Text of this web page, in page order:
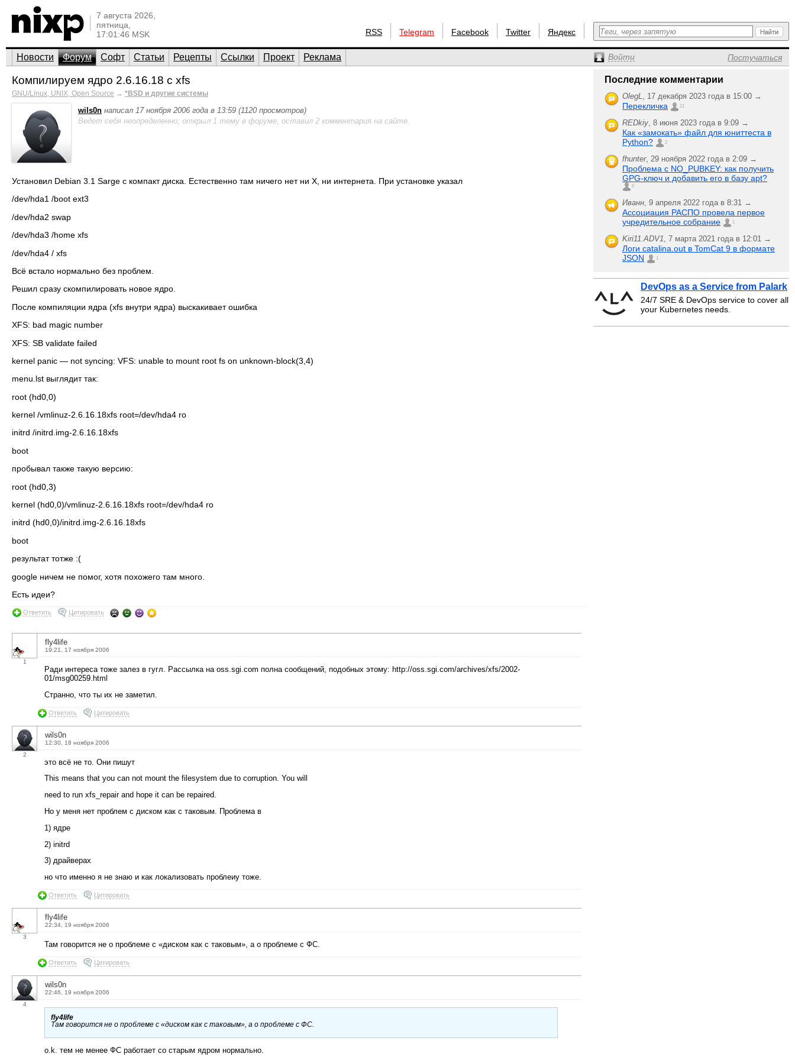
7 августа 2026,
пятница,
17:01:46 MSK
RSS Telegram Facebook Twitter Яндекс
Новости Форум Софт Статьи Рецепты Ссылки Проект Реклама Войти Постучаться
Компилируем ядро 2.6.16.18 с xfs
GNU/Linux, UNIX, Open Source → *BSD и другие системы
wils0n написал 17 ноября 2006 года в 13:59 (1120 просмотров)
Ведет себя неопределенно; открыл 1 тему в форуме, оставил 2 комментария на сайте.
Установил Debian 3.1 Sarge с компакт диска. Естественно там ничего нет ни Х, ни интернета. При установке указал
/dev/hda1 /boot ext3
/dev/hda2 swap
/dev/hda3 /home xfs
/dev/hda4 / xfs
Всё встало нормально без проблем.
Решил сразу скомпилировать новое ядро.
После компиляции ядра (xfs внутри ядра) выскакивает ошибка
XFS: bad magic number
XFS: SB validate failed
kernel panic — not syncing: VFS: unable to mount root fs on unknown-block(3,4)
menu.lst выглядит так:
root (hd0,0)
kernel /vmlinuz-2.6.16.18xfs root=/dev/hda4 ro
initrd /initrd.img-2.6.16.18xfs
boot
пробывал также такую версию:
root (hd0,3)
kernel (hd0,0)/vmlinuz-2.6.16.18xfs root=/dev/hda4 ro
initrd (hd0,0)/initrd.img-2.6.16.18xfs
boot
результат тотже :(
google ничем не помог, хотя похожего там много.
Есть идеи?
Ответить Цитировать
1
fly4life
19:21, 17 ноября 2006
Ради интереса тоже залез в гугл. Рассылка на oss.sgi.com полна сообщений, подобных этому: http://oss.sgi.com/archives/xfs/2002-
01/msg00259.html
Странно, что ты их не заметил.
Ответить Цитировать
2
wils0n
12:30, 18 ноября 2006
это всё не то. Они пишут
This means that you can not mount the filesystem due to corruption. You will
need to run xfs_repair and hope it can be repaired.
Но у меня нет проблем с диском как с таковым. Проблема в
1) ядре
2) initrd
3) драйверах
но что именно я не знаю и как локализовать проблеиу тоже.
Ответить Цитировать
3
fly4life
22:34, 19 ноября 2006
Там говорится не о проблеме с «диском как с таковым», а о проблеме с ФС.
Ответить Цитировать
4
wils0n
22:46, 19 ноября 2006
fly4life
Там говорится не о проблеме с «диском как с таковым», а о проблеме с ФС.
o.k. тем не менее ФС работает со старым ядром нормально.
Последние комментарии
OlegL, 17 декабря 2023 года в 15:00 →
Перекличка 21
REDkiy, 8 июня 2023 года в 9:09 →
Как «замокать» файл для юниттеста в
Python?
2
fhunter, 29 ноября 2022 года в 2:09 →
Проблема с NO_PUBKEY: как получить
GPG-ключ и добавить его в базу apt?
6
Иванн, 9 апреля 2022 года в 8:31 →
Ассоциация РАСПО провела первое
учредительное собрание
1
Kiri11.ADV1, 7 марта 2021 года в 12:01 →
Логи catalina.out в TomCat 9 в формате
JSON
1
DevOps as a Service from Palark
24/7 SRE & DevOps service to cover all
your Kubernetes needs.